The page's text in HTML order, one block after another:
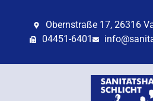
Obernstraße 17, 26316
04451-6401